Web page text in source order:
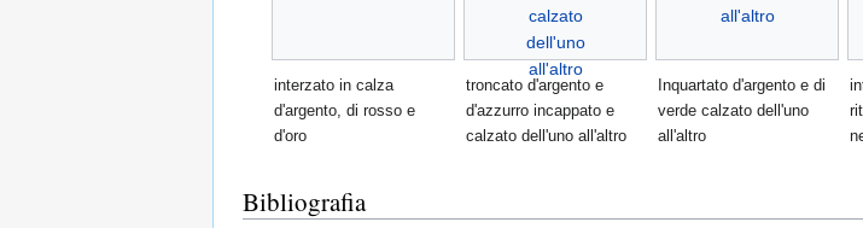
interzato in calza
d'argento, di rosso e
d'oro
troncato d'argento e
d'azzurro incappato e
calzato dell'uno all'altro
Inquartato d'argento e di
verde calzato dell'uno
all'altro
Bibliografia